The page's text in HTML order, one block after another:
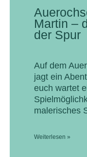
Martin –
der Spur
Auf dem
jagt ein
euch wartet
malerisches
Weiterlesen »